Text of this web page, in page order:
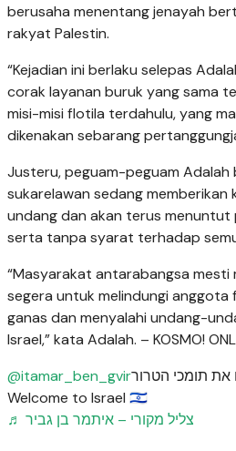
berusaha menentang jenayah
rakyat Palestin.
“Kejadian ini berlaku selepas
corak layanan buruk yang sama
misi-misi flotila terdahulu, yang
dikenakan sebarang
Justeru, peguam-peguam Adalah
sukarelawan sedang
undang dan akan terus menuntut
serta tanpa syarat terhadap
“Masyarakat antarabangsa mesti
segera untuk melindungi
ganas dan menyalahi undang-
Israel,” kata Adalah. – KOSMO!
@itamar_ben_gvirאת תומכי הטרור
Welcome to Israel 🇮🇱
♬ צליל מקורי – איתמר בן גביר